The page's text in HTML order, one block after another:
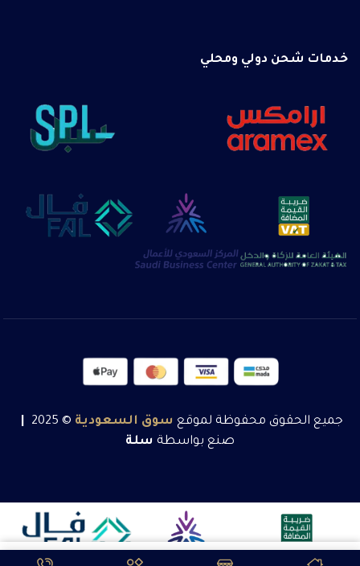
خدمات شحن دولي ومحلي
جميع الحقوق محفوظة لموقع سوق السعودية © 2025
صنع بواسطة سلة